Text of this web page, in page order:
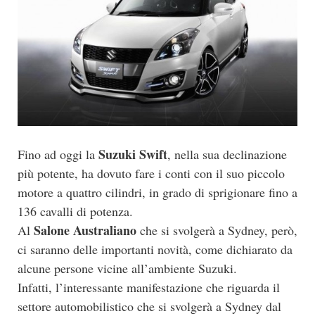
Fino ad oggi la Suzuki Swift, nella sua declinazione
più potente, ha dovuto fare i conti con il suo piccolo
motore a quattro cilindri, in grado di sprigionare fino a
136 cavalli di potenza.
Al Salone Australiano che si svolgerà a Sydney, però,
ci saranno delle importanti novità, come dichiarato da
alcune persone vicine all’ambiente Suzuki.
Infatti, l’interessante manifestazione che riguarda il
settore automobilistico che si svolgerà a Sydney dal